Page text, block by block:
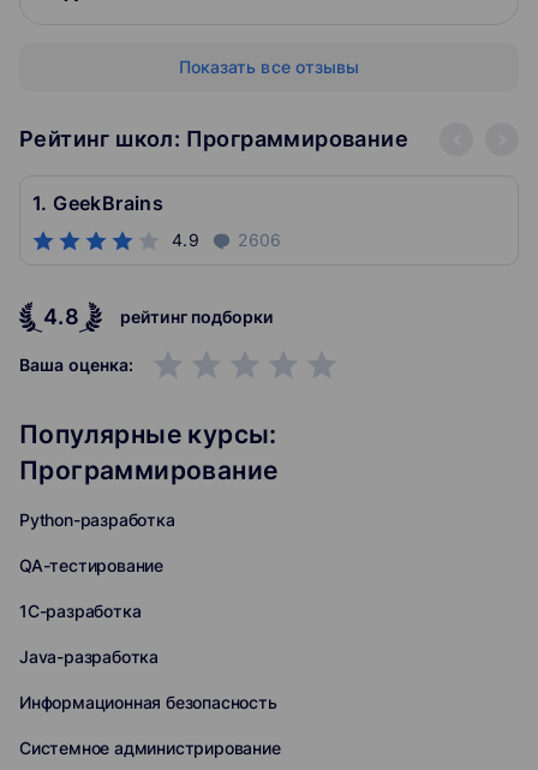
Показать все отзывы
Рейтинг школ: Программирование
1. GeekBrains
4.9 2606
4.8 рейтинг подборки
Ваша оценка: grade grade grade grade grade
Популярные курсы:
Программирование
Python-разработка
QA-тестирование
1C-разработка
Java-разработка
Информационная безопасность
Системное администрирование